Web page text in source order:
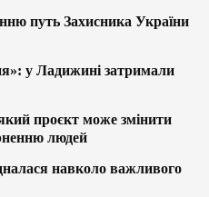
путь Захисника України
у Ладижині затримали
проєкт може змінити
людей
навколо важливого